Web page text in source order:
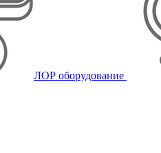
ЛОР оборудование